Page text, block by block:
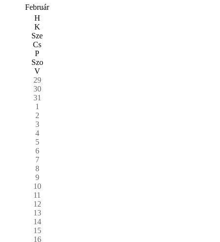
Február
H
K
Sze
Cs
P
Szo
V
29
30
31
1
2
3
4
5
6
7
8
9
10
11
12
13
14
15
16